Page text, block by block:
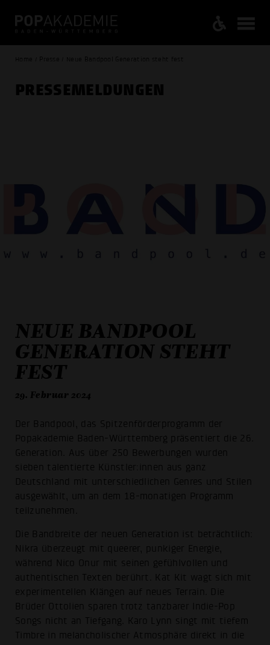
Home / Presse / Neue Bandpool Generation steht fest
PRESSE­MELDUNGEN
NEUE BANDPOOL
GENERATION STEHT
FEST
29. Februar 2024
Der Bandpool, das Spitzenförderprogramm der
Popakademie Baden-Württemberg präsentiert die 26.
Generation. Aus über 250 Bewerbungen wurden
sieben talentierte Künstler:innen aus ganz
Deutschland mit unterschiedlichen Genres und Stilen
ausgewählt, um an dem 18-monatigen Programm
teilzunehmen.
Die Bandbreite der neuen Generation ist beträchtlich:
Nikra überzeugt mit queerer, punkiger Energie,
während Nico Onur mit seinen gefühlvollen und
authentischen Texten berührt. Kat Kit wagt sich mit
experimentellen Klängen auf neues Terrain. Die
Brüder Ottolien sparen trotz tanzbarer Indie-Pop
Songs nicht an Tiefgang. Karo Lynn singt mit tiefem
Timbre in melancholischer Atmosphäre direkt in die